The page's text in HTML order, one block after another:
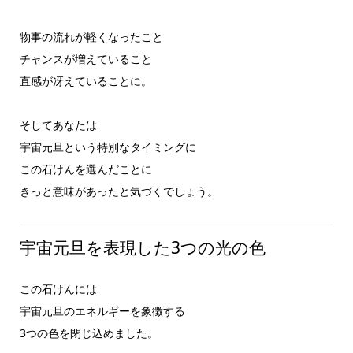
物事の流れが軽くなったこと
チャンスが増えていること
直感が冴えていることに。
そしてあなたは
宇宙元旦という特別なタイミングに
この石けんを選んだことに
きっと意味があったと気づくでしょう。
宇宙元旦を表現した3つの光の色
この石けんには
宇宙元旦のエネルギーを象徴する
3つの色を閉じ込めました。